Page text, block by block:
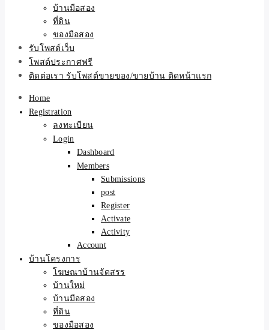
บ้านมือสอง
ที่ดิน
ของมือสอง
รับโพสต์เว็บ
โพสต์ประกาศฟรี
ติดต่อเรา รับโพสต์ขายของ/ขายบ้าน ติดหน้าแรก
Home
Registration
ลงทะเบียน
Login
Dashboard
Members
Submissions
post
Register
Activate
Activity
Account
บ้านโครงการ
โฆษณาบ้านจัดสรร
บ้านใหม่
บ้านมือสอง
ที่ดิน
ของมือสอง